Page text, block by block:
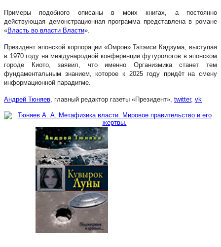
Примеры подобного описаны в моих книгах, а постоянно
действующая демонстрационная программа представлена в романе
«Власть во власти Власти».
Президент японской корпорации «Омрон» Татэиси Кадзума, выступая
в 1970 году на международной конференции футурологов в японском
городе Киото, заявил, что именно Организмика станет тем
фундаментальным знанием, которое к 2025 году придёт на смену
информационной парадигме.
Андрей Тюняев , главный редактор газеты «Президент», twitter, vk